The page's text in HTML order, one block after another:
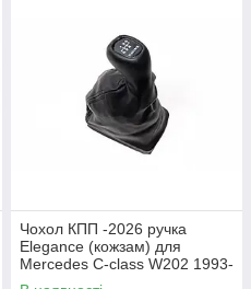
Чохол КПП -2026 ручка
Elegance (кожзам) для
Mercedes C-class W202 1993-
2001 рр